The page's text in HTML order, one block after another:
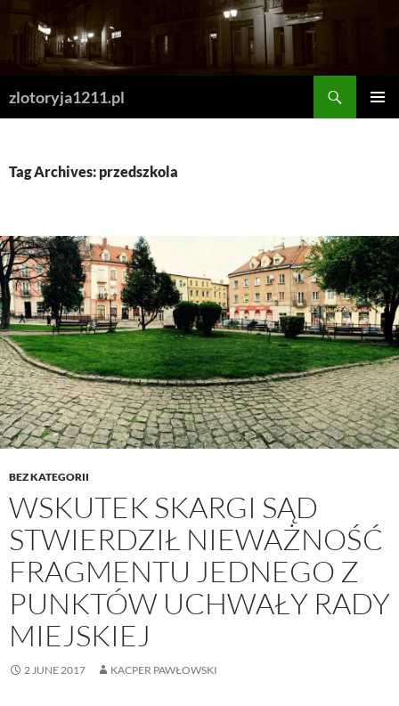
Skip
content
zlotoryja1211.pl
Tag Archives: przedszkola
BEZ KATEGORII
WSKUTEK SKARGI SĄD
STWIERDZIŁ NIEWAŻNOŚĆ
FRAGMENTU JEDNEGO Z
PUNKTÓW UCHWAŁY RADY
MIEJSKIEJ
2 JUNE 2017 KACPER PAWŁOWSKI